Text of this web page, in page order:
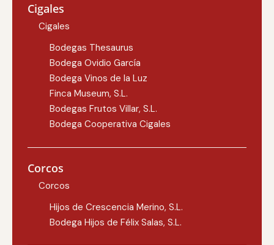
Cigales
Cigales
Bodegas Thesaurus
Bodega Ovidio García
Bodega Vinos de la Luz
Finca Museum, S.L.
Bodegas Frutos Villar, S.L.
Bodega Cooperativa Cigales
Corcos
Corcos
Hijos de Crescencia Merino, S.L.
Bodega Hijos de Félix Salas, S.L.